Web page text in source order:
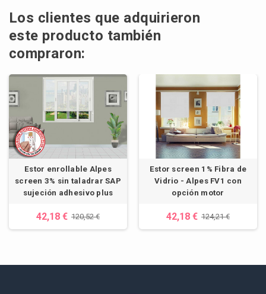
Los clientes que adquirieron
este producto también
compraron:
Estor enrollable Alpes
screen 3% sin taladrar SAP
sujeción adhesivo plus
42,18 € 120,52 €
Estor screen 1% Fibra de
Vidrio - Alpes FV1 con
opción motor
42,18 € 124,21 €